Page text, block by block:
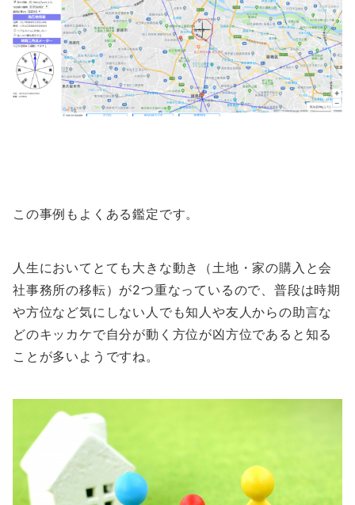
この事例もよくある鑑定です。
人生においてとても大きな動き（土地・家の購入と会
社事務所の移転）が2つ重なっているので、普段は時期
や方位など気にしない人でも知人や友人からの助言な
どのキッカケで自分が動く方位が凶方位であると知る
ことが多いようですね。